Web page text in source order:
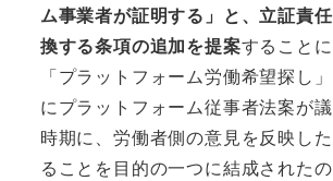
ム事業者が証明する」と、立証責
換する条項の追加を提案すること
「プラットフォーム労働希望探し
にプラットフォーム従事者法案が
時期に、労働者側の意見を反映し
ることを目的の一つに結成されたの